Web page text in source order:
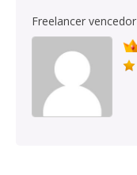
Freelancer vencedor